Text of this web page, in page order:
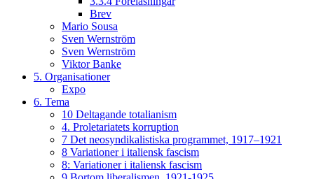
Brev
Mario Sousa
Sven Wernström
Sven Wernström
Viktor Banke
5. Organisationer
Expo
6. Tema
10 Deltagande totalianism
4. Proletariatets korruption
7 Det neosyndikalistiska programmet, 1917–1921
8 Variationer i italiensk fascism
8: Variationer i italiensk fascism